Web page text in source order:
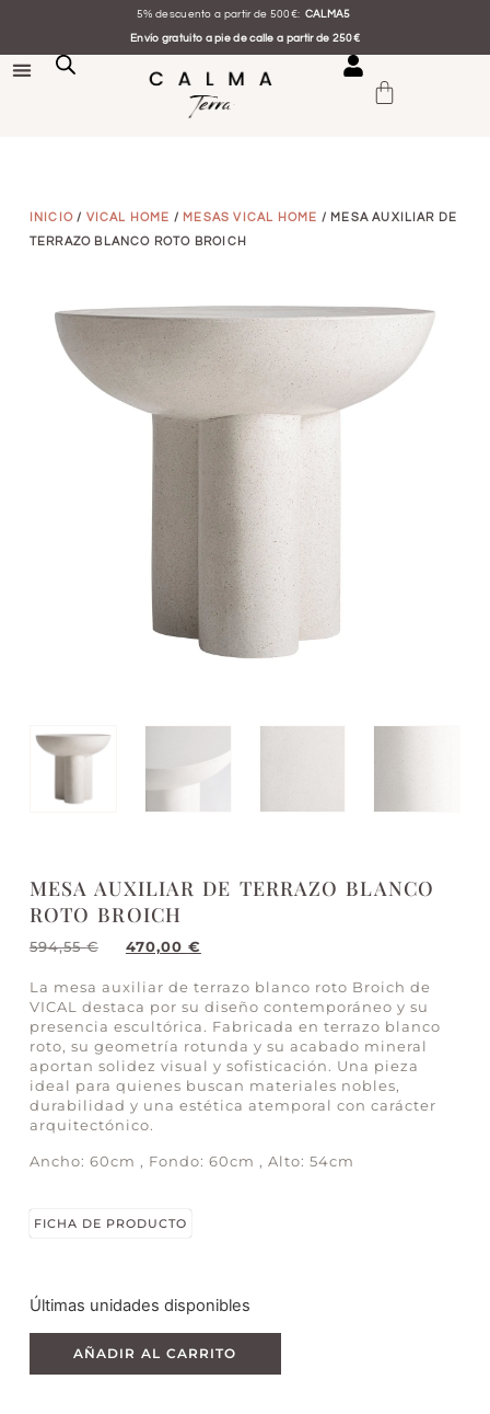
5% descuento a partir de 500€: CALMA5
Envío gratuito a pie de calle a partir de 250€
INICIO / VICAL HOME / MESAS VICAL HOME / MESA AUXILIAR DE
TERRAZO BLANCO ROTO BROICH
MESA AUXILIAR DE TERRAZO BLANCO
ROTO BROICH
594,55€ 470,00 €
La mesa auxiliar de terrazo blanco roto Broich de
VICAL destaca por su diseño contemporáneo y su
presencia escultórica. Fabricada en terrazo blanco
roto, su geometría rotunda y su acabado mineral
aportan solidez visual y sofisticación. Una pieza
ideal para quienes buscan materiales nobles,
durabilidad y una estética atemporal con carácter
arquitectónico.
Ancho: 60cm , Fondo: 60cm , Alto: 54cm
FICHA DE PRODUCTO
Últimas unidades disponibles
AÑADIR AL CARRITO